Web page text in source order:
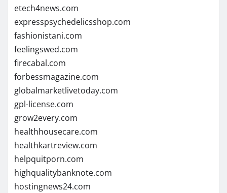
etech4news.com
expresspsychedelicsshop.com
fashionistani.com
feelingswed.com
firecabal.com
forbessmagazine.com
globalmarketlivetoday.com
gpl-license.com
grow2every.com
healthhousecare.com
healthkartreview.com
helpquitporn.com
highqualitybanknote.com
hostingnews24.com